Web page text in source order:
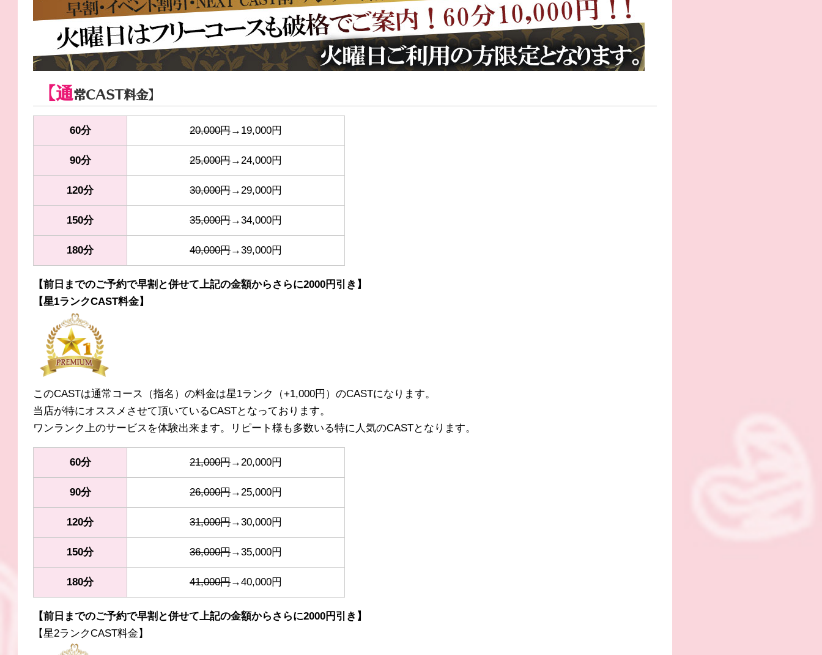
【通常CAST料金】
60分 20,000円→19,000円
90分 25,000円→24,000円
120分 30,000円→29,000円
150分 35,000円→34,000円
180分 40,000円→39,000円
【前日までのご予約で早割と併せて上記の金額からさらに2000円引き】
【星1ランクCAST料金】
このCASTは通常コース（指名）の料金は星1ランク（+1,000円）のCASTになります。
当店が特にオススメさせて頂いているCASTとなっております。
ワンランク上のサービスを体験出来ます。リピート様も多数いる特に人気のCASTとなります。
60分 21,000円→20,000円
90分 26,000円→25,000円
120分 31,000円→30,000円
150分 36,000円→35,000円
180分 41,000円→40,000円
【前日までのご予約で早割と併せて上記の金額からさらに2000円引き】
【星2ランクCAST料金】